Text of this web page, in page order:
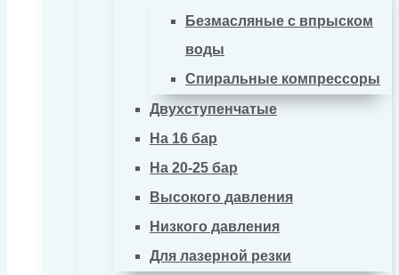
Безмасляные с впрыском
воды
Спиральные компрессоры
Двухступенчатые
На 16 бар
На 20-25 бар
Высокого давления
Низкого давления
Для лазерной резки